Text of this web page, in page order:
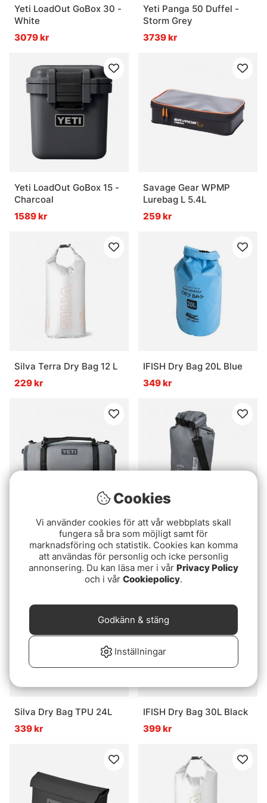
Yeti LoadOut GoBox 30 -
White
3079 kr
Yeti Panga 50 Duffel -
Storm Grey
3739 kr
Yeti LoadOut GoBox 15 -
Charcoal
1589 kr
Savage Gear WPMP
Lurebag L 5.4L
259 kr
Silva Terra Dry Bag 12 L
229 kr
IFISH Dry Bag 20L Blue
349 kr
Yeti Panga 75 Duffel -
Storm Grey
4099 kr
Molix Waterproof Dry
Bag 10 LT Grey
319 kr
Silva Dry Bag TPU 24L
339 kr
IFISH Dry Bag 30L Black
399 kr
Cookies
Vi använder cookies för att vår webbplats skall
fungera så bra som möjligt samt för
marknadsföring och statistik. Cookies kan komma
att användas för personlig och icke personlig
annonsering. Du kan läsa mer i vår Privacy Policy
och i vår Cookiepolicy.
Inställningar
Godkänn & stäng